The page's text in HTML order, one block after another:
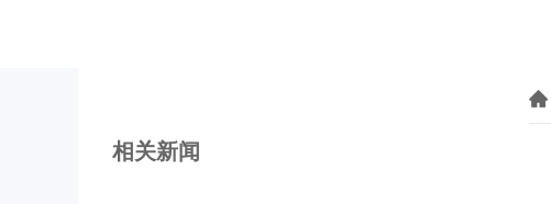
相关新闻